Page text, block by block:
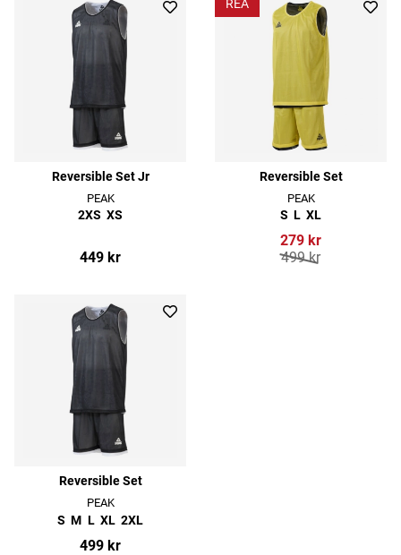
Reversible Set Jr
PEAK
2XS XS
449 kr
REA
Reversible Set
PEAK
S L XL
279 kr
499 kr
Reversible Set
PEAK
S M L XL 2XL
499 kr